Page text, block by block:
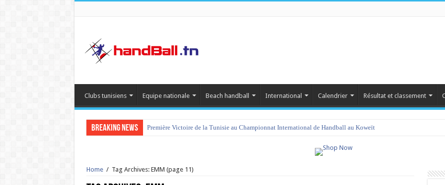
Clubs tunisiens Equipe nationale Beach handball International Calendrier Résultat et classement
Breaking News Première Victoire de la Tunisie au Championnat International de Handball au Koweït
Home / Tag Archives: EMM (page 11)